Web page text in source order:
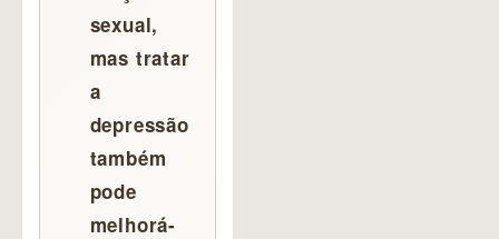
sexual,
mas tratar
a
depressão
também
pode
melhorá-